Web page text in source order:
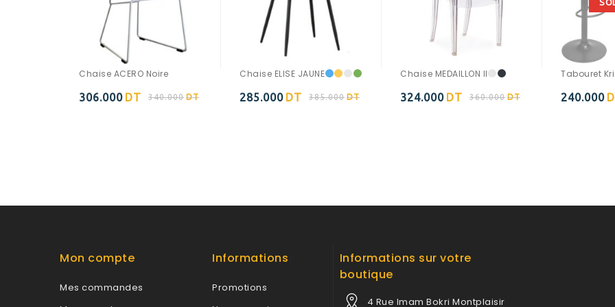
Chaise ACERO Noire
340.000 DT
306.000 DT
Chaise ELISE JAUNE
385.000 DT
285.000 DT
Chaise MEDAILLON II
360.000 DT
324.000 DT
Tabouret
240.000
Mon compte
Mes commandes
Informations
Promotions
Informations sur votre
boutique
4 Rue Imam Bokri Montplaisir